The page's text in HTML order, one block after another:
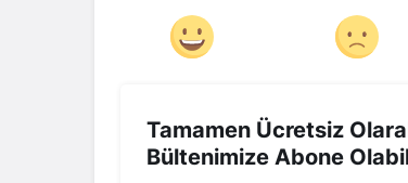
Tamamen Ücretsiz
Bültenimize Abone